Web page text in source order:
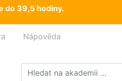
do 39,5 hodiny.
Nápověda